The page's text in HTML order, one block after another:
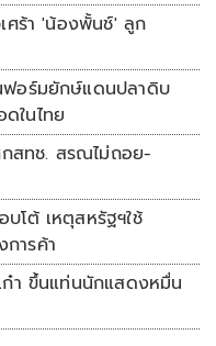
ศร้า 'น้องพั้นช์' ลูก
ฟอร์มยักษ์แดนปลาดิบ
ในไทย
ไม่ถอย-
บโต้ เหตุสหรัฐฯใช้
การค้า
ก๋า ขึ้นแท่นนักแสดงหมื่น